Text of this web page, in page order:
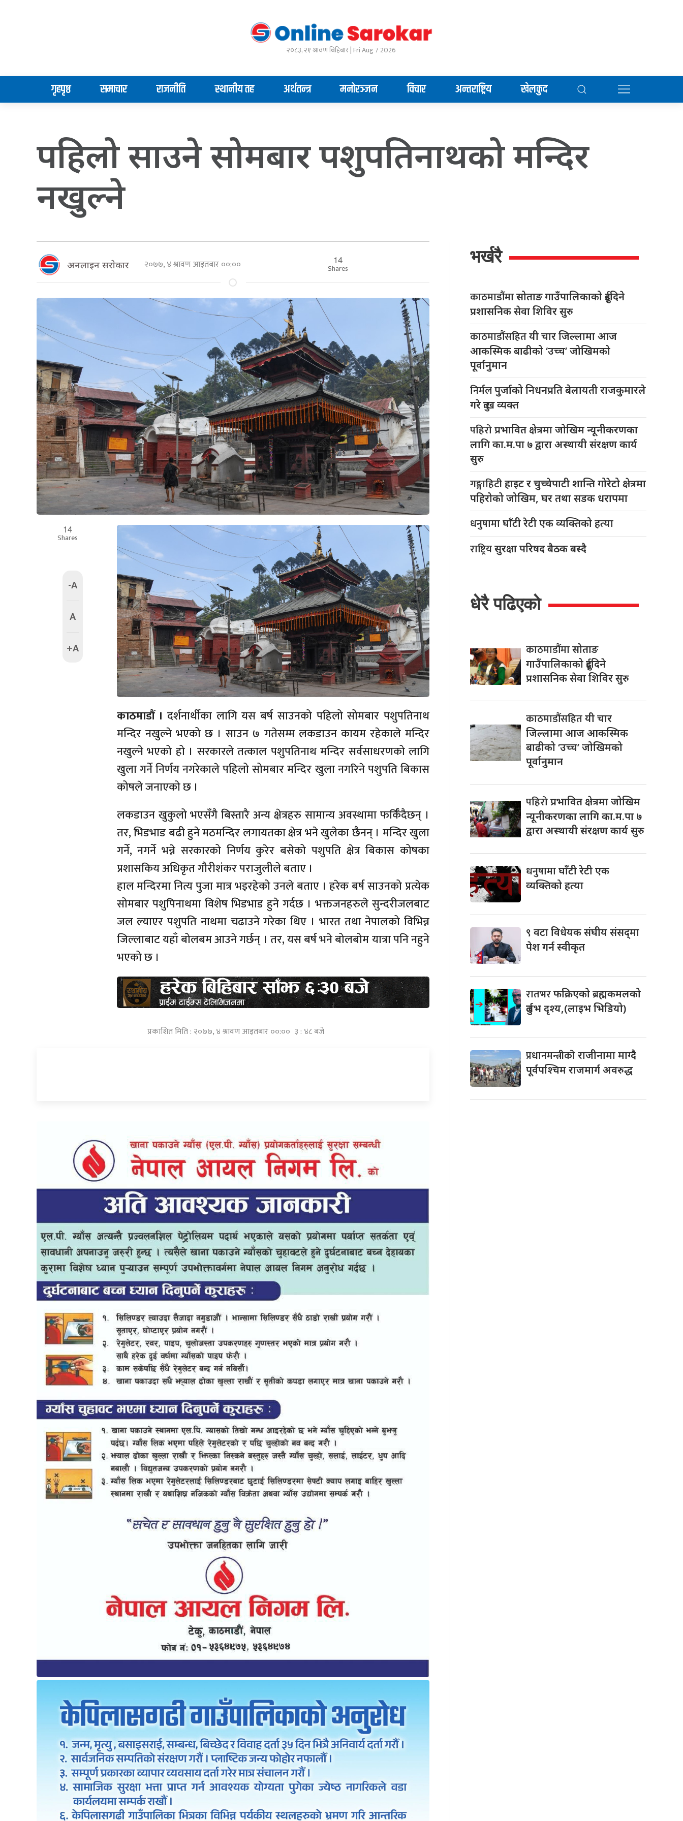
२०८३, २१ श्रावण बिहिबार | Fri Aug 7 2026
गृहपृष्ठ समाचार राजनीति स्थानीय तह अर्थतन्त्र मनोरञ्जन विचार अन्तराष्ट्रिय खेलकुद
पहिलो साउने सोमबार पशुपतिनाथको मन्दिर
नखुल्ने
अनलाइन सराेकार २०७७, ४ श्रावण आइतबार ००:०० 14
Shares
14
Shares
-A
A
+A
काठमाडौं ।दर्शनार्थीका लागि यस बर्ष साउनको पहिलो सोमबार पशुपतिनाथ
मन्दिर नखुल्ने भएको छ । साउन ७ गतेसम्म लकडाउन कायम रहेकाले मन्दिर
नखुल्ने भएको हो । सरकारले तत्काल पशुपतिनाथ मन्दिर सर्वसाधरणको लागि
खुला गर्ने निर्णय नगरेकाले पहिलो सोमबार मन्दिर खुला नगरिने पशुपति बिकास
कोषले जनाएको छ ।
लकडाउन खुकुलो भएसँगै बिस्तारै अन्य क्षेत्रहरु सामान्य अवस्थामा फर्किँदैछन् ।
तर, भिडभाड बढी हुने मठमन्दिर लगायतका क्षेत्र भने खुलेका छैनन् । मन्दिर खुला
गर्ने, नगर्ने भन्ने सरकारको निर्णय कुरेर बसेको पशुपति क्षेत्र बिकास कोषका
प्रशासकिय अधिकृत गौरीशंकर पराजुलीले बताए ।
हाल मन्दिरमा नित्य पुजा मात्र भइरहेको उनले बताए । हरेक बर्ष साउनको प्रत्येक
सोमबार पशुपिनाथमा विशेष भिडभाड हुने गर्दछ । भक्तजनहरुले सुन्दरीजलबाट
जल ल्याएर पशुपति नाथमा चढाउने गरेका थिए । भारत तथा नेपालको विभिन्न
जिल्लाबाट यहाँ बोलबम आउने गर्छन् । तर, यस बर्ष भने बोलबोम यात्रा पनि नहुने
भएको छ ।
प्रकाशित मिति : २०७७, ४ श्रावण आइतबार ००:०० ३ : ४८ बजे
भर्खरै
काठमाडौंमासोताङ गाउँपालिकाको दुईदिने
प्रशासनिक सेवा शिविर सुरु
काठमाडौंसहितयी चार जिल्लामा आज
आकस्मिक बाढीको ‘उच्च’ जोखिमको
पूर्वानुमान
निर्मलपुर्जाको निधनप्रति बेलायती राजकुमारले
गरे दुःख व्यक्त
पहिरोप्रभावित क्षेत्रमा जोखिम न्यूनीकरणका
लागि का.म.पा ७ द्वारा अस्थायी संरक्षण कार्य
सुरु
गङ्गाहिटीहाइट र चुच्चेपाटी शान्ति गोरेटो क्षेत्रमा
पहिरोको जोखिम, घर तथा सडक धरापमा
धनुषामाघाँटी रेटी एक व्यक्तिको हत्या
राष्ट्रियसुरक्षा परिषद बैठक बस्दै
धेरै पढिएको
काठमाडौंमासोताङ
गाउँपालिकाको दुईदिने
प्रशासनिक सेवा शिविर सुरु
काठमाडौंसहितयी चार
जिल्लामा आज आकस्मिक
बाढीको ‘उच्च’ जोखिमको
पूर्वानुमान
पहिरोप्रभावित क्षेत्रमा जोखिम
न्यूनीकरणका लागि का.म.पा ७
द्वारा अस्थायी संरक्षण कार्य सुरु
धनुषामाघाँटी रेटी एक
व्यक्तिको हत्या
९वटा विधेयक संघीय संसद्‌मा
पेश गर्न स्वीकृत
रातभरफक्रिएको ब्रह्मकमलको
दुर्लभ दृश्य,(लाइभ भिडियो)
प्रधानमन्त्रीकोराजीनामा माग्दै
पूर्वपश्चिम राजमार्ग अवरुद्ध